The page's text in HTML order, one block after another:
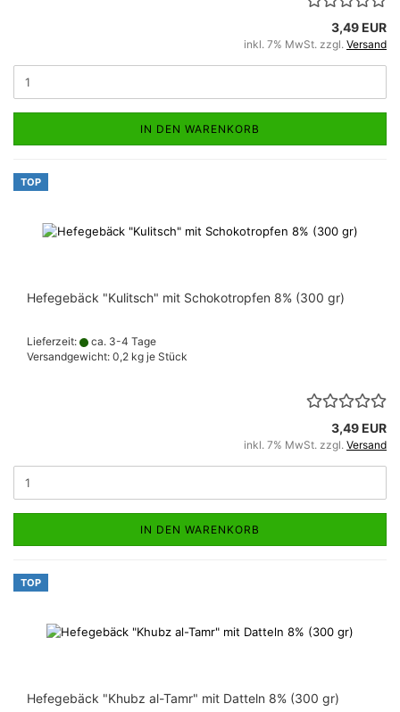
3,49 EUR
inkl. 7% MwSt. zzgl. Versand
IN DEN WARENKORB
TOP
Hefegebäck "Kulitsch" mit Schokotropfen 8% (300 gr)
Lieferzeit:
ca. 3-4 Tage
Versandgewicht: 0,2 kg je Stück
3,49 EUR
inkl. 7% MwSt. zzgl. Versand
IN DEN WARENKORB
TOP
Hefegebäck "Khubz al-Tamr" mit Datteln 8% (300 gr)